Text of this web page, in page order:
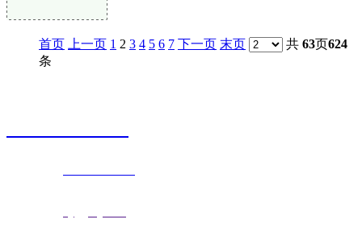
首页 上一页 1 2 3 4 5 6 7 下一页 末页 共 63页624
条